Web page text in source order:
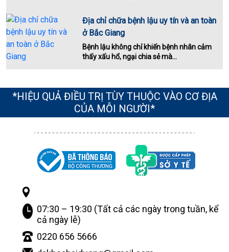
Địa chỉ chữa bệnh lậu uy tín và an toàn
ở Bắc Giang
Bệnh lậu không chỉ khiến bệnh nhân cảm
thấy xấu hổ, ngại chia sẻ mà...
*HIỆU QUẢ ĐIỀU TRỊ TÙY THUỘC VÀO CƠ ĐỊA
CỦA MỖI NGƯỜI*
07:30 – 19:30 (Tất cả các ngày trong tuần, kể
cả ngày lễ)
0220 656 5666